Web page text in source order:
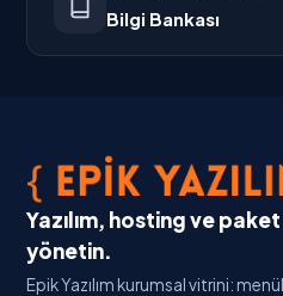
Bilgi Bankası
Yazılım, hosting ve
yönetin.
Epik Yazılım kurumsal vitrini: